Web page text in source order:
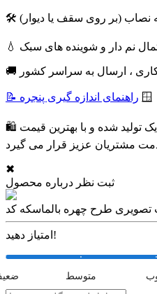
نصاب (بر روی سقف یا دیوار)
نم دار و شوینده های سبک
📝 راهنمای اندازه گیری پنجره 🪟
🛍 تمامی محصولات با کیفیت درجه یک تولید شده و با بهترین قیمت
✖
ثبت نظر درباره محصول
امتیاز دهید!
متوسط